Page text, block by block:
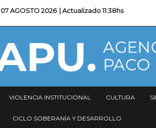
07 AGOSTO 2026 | Actualizado11:38hs
VIOLENCIA INSTITUCIONAL CULTURA
CICLO SOBERANÍA Y DESARROLLO